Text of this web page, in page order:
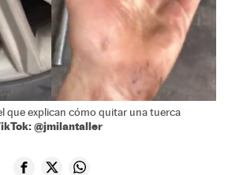
que explican cómo quitar una tuerca
@jmilantaller